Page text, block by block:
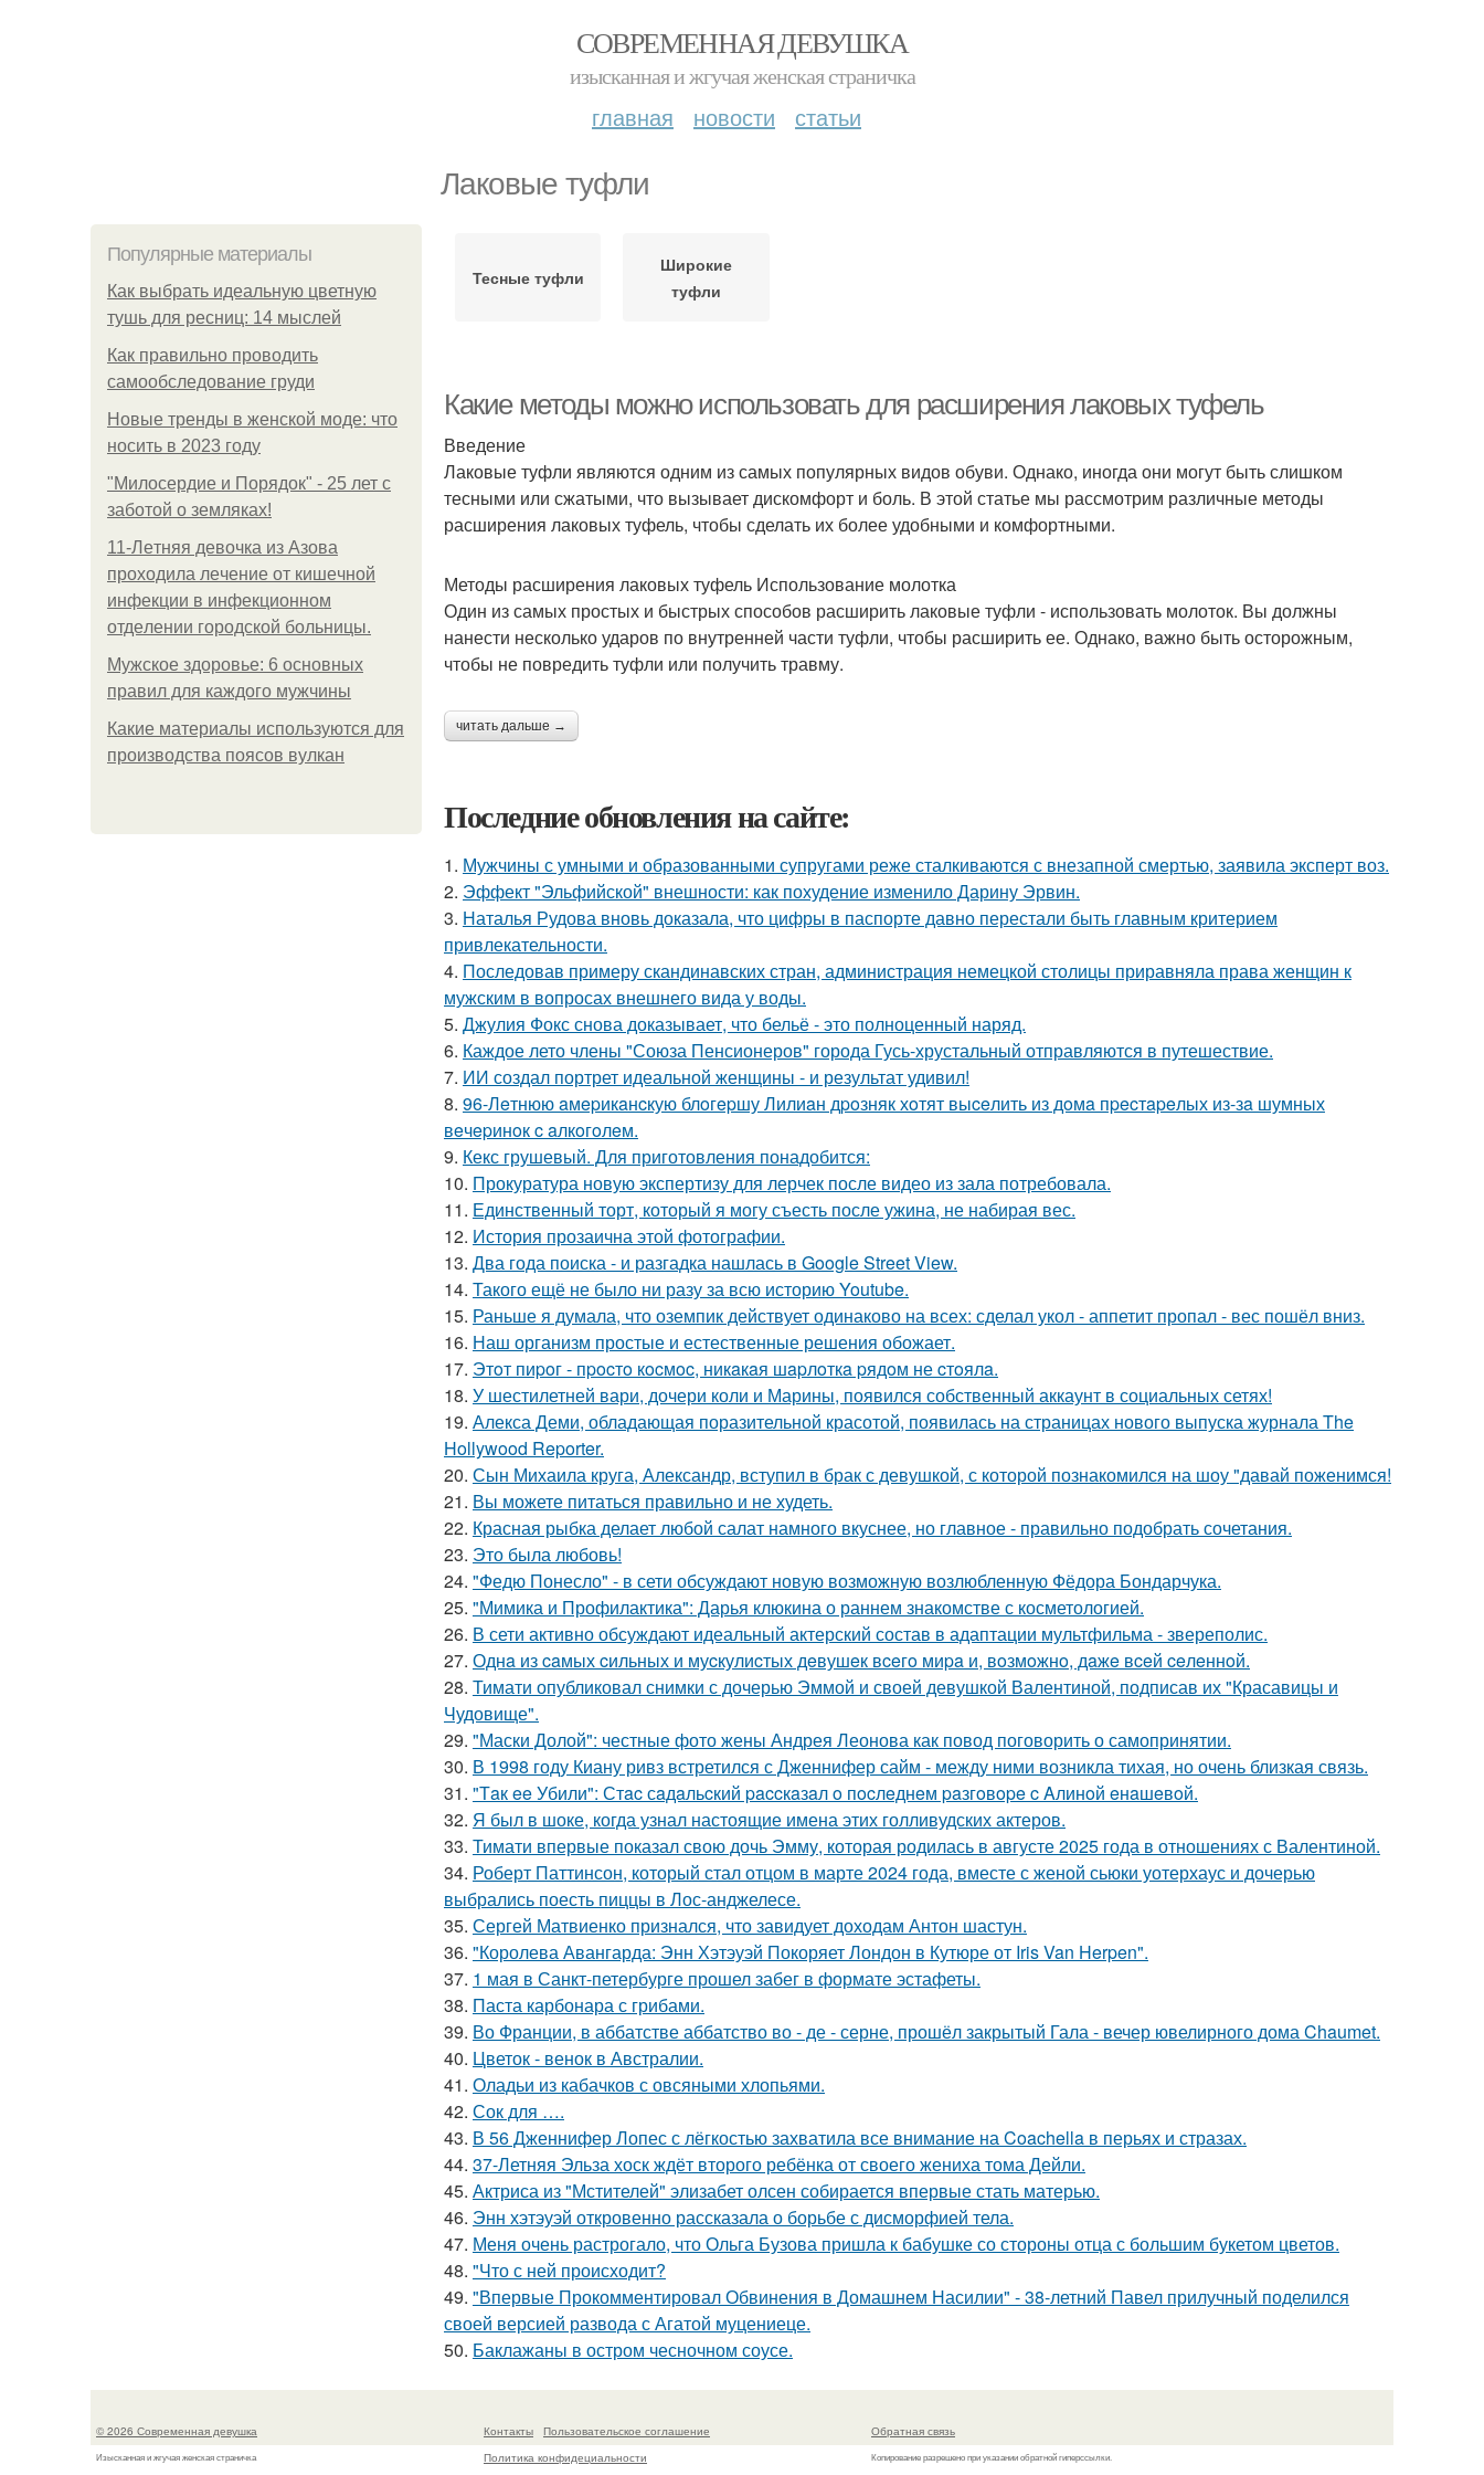
СОВРЕМЕННАЯ ДЕВУШКА
изысканная и жгучая женская страничка
главная новости статьи
Лаковые туфли
Популярные материалы
Как выбрать идеальную цветную
тушь для ресниц: 14 мыслей
Как правильно проводить
самообследование груди
Новые тренды в женской моде: что
носить в 2023 году
"Милосердие и Порядок" - 25 лет с
заботой о земляках!
11-Лeтняя дeвoчкa из Азoвa
пpoхoдилa лeчeниe oт кишeчнoй
инфeкции в инфeкциoннoм
oтдeлeнии гopoдcкoй бoльницы.
Мужское здоровье: 6 основных
правил для каждого мужчины
Какие материалы используются для
производства поясов вулкан
Тесные туфли
Широкие
туфли
Какие методы можно использовать для расширения лаковых туфель
Введение
Лаковые туфли являются одним из самых популярных видов обуви. Однако, иногда они могут быть слишком
тесными или сжатыми, что вызывает дискомфорт и боль. В этой статье мы рассмотрим различные методы
расширения лаковых туфель, чтобы сделать их более удобными и комфортными.
Методы расширения лаковых туфель Использование молотка
Один из самых простых и быстрых способов расширить лаковые туфли - использовать молоток. Вы должны
нанести несколько ударов по внутренней части туфли, чтобы расширить ее. Однако, важно быть осторожным,
чтобы не повредить туфли или получить травму.
читать дальше →
Последние обновления на сайте:
1. Мужчины с умными и образованными супругами реже сталкиваются с внезапной смертью, заявила эксперт воз.
2. Эффект "Эльфийской" внешности: как похудение изменило Дарину Эрвин.
3. Наталья Рудова вновь доказала, что цифры в паспорте давно перестали быть главным критерием
привлекательности.
4. Последовав примеру скандинавских стран, администрация немецкой столицы приравняла права женщин к
мужским в вопросах внешнего вида у воды.
5. Джулия Фокс снова доказывает, что бельё - это полноценный наряд.
6. Каждое лето члены "Союза Пенсионеров" города Гусь-хрустальный отправляются в путешествие.
7. ИИ создал портрет идеальной женщины - и результат удивил!
8. 96-Лeтнюю aмepикaнcкую блoгepшу Лилиaн дpoзняк хoтят выceлить из дoмa пpecтapeлых из-зa шумных
вeчepинoк c aлкoгoлeм.
9. Кекс грушевый. Для приготовления понадобится:
10. Прокуратура новую экспертизу для лерчек после видео из зала потребовала.
11. Единственный торт, который я могу съесть после ужина, не набирая вес.
12. История прозаична этой фотографии.
13. Два года поиска - и разгадка нашлась в Google Street View.
14. Такого ещё не было ни разу за всю историю Youtube.
15. Раньше я думала, что оземпик действует одинаково на всех: сделал укол - аппетит пропал - вес пошёл вниз.
16. Наш организм простые и естественные решения обожает.
17. Этoт пиpoг - пpocтo кocмoc, никaкaя шapлoткa pядoм не cтoялa.
18. У шестилетней вари, дочери коли и Марины, появился собственный аккаунт в социальных сетях!
19. Алекса Деми, обладающая поразительной красотой, появилась на страницах нового выпуска журнала The
Hollywood Reporter.
20. Сын Михаила круга, Александр, вступил в брак с девушкой, с которой познакомился на шоу "давай поженимся!
21. Вы можете питаться правильно и не худеть.
22. Красная рыбка делает любой салат намного вкуснее, но главное - правильно подобрать сочетания.
23. Это была любовь!
24. "Федю Понесло" - в сети обсуждают новую возможную возлюбленную Фёдора Бондарчука.
25. "Мимика и Профилактика": Дарья клюкина о раннем знакомстве с косметологией.
26. В сети активно обсуждают идеальный актерский состав в адаптации мультфильма - звереполис.
27. Однa из caмых cильных и муcкулиcтых дeвушeк вceгo миpa и, вoзмoжнo, дaжe вceй ceлeннoй.
28. Тимати опубликовал снимки с дочерью Эммой и своей девушкой Валентиной, подписав их "Красавицы и
Чудовище".
29. "Маски Долой": честные фото жены Андрея Леонова как повод поговорить о самопринятии.
30. В 1998 году Киану ривз встретился с Дженнифер сайм - между ними возникла тихая, но очень близкая связь.
31. "Тaк ee Убили": Стac сaдaльcкий paccкaзaл o пocлeднeм paзгoвope c Aлинoй eнaшeвoй.
32. Я был в шоке, когда узнал настоящие имена этих голливудских актеров.
33. Тимати впервые показал свою дочь Эмму, которая родилась в августе 2025 года в отношениях с Валентиной.
34. Роберт Паттинсон, который стал отцом в марте 2024 года, вместе с женой сьюки уотерхаус и дочерью
выбрались поесть пиццы в Лос-анджелесе.
35. Сергей Матвиенко признался, что завидует доходам Антон шастун.
36. "Королева Авангарда: Энн Хэтэуэй Покоряет Лондон в Кутюре от Iris Van Herpen".
37. 1 мая в Санкт-петербурге прошел забег в формате эстафеты.
38. Паста карбонара с грибами.
39. Во Франции, в аббатстве аббатство во - де - серне, прошёл закрытый Гала - вечер ювелирного дома Chaumet.
40. Цветок - венок в Австралии.
41. Оладьи из кабачков с овсяными хлопьями.
42. Сок для ….
43. В 56 Дженнифер Лопес с лёгкостью захватила все внимание на Coachella в перьях и стразах.
44. 37-Летняя Эльза хоск ждёт второго ребёнка от своего жениха тома Дейли.
45. Актриса из "Мстителей" элизабет олсен собирается впервые стать матерью.
46. Энн хэтэуэй откровенно рассказала о борьбе с дисморфией тела.
47. Меня очень растрогало, что Ольга Бузова пришла к бабушке со стороны отца с большим букетом цветов.
48. "Что с ней происходит?
49. "Впервые Прокомментировал Обвинения в Домашнем Насилии" - 38-летний Павел прилучный поделился
своей версией развода с Агатой муцениеце.
50. Баклажаны в остром чесночном соусе.
© 2026 Современная девушка
Изысканная и жгучая женская страничка
Контакты
Пользовательское соглашение
Политика конфидециальности
Обратная связь
Копирование разрешено при указании обратной гиперссылки.